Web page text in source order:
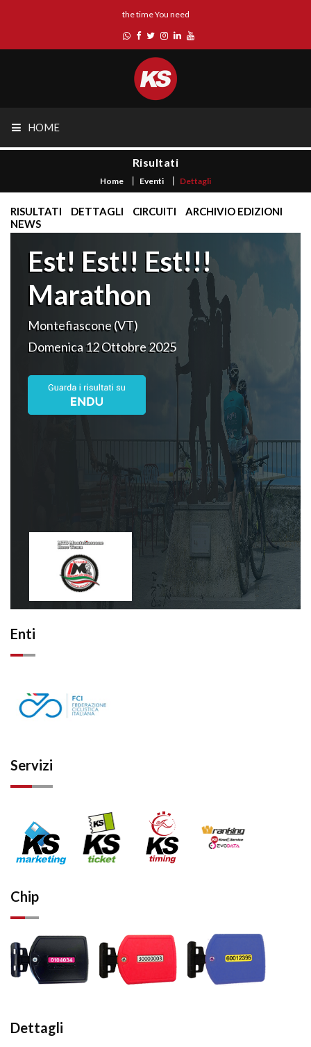
the time You need
HOME
Risultati
Home Eventi Dettagli
RISULTATI DETTAGLI CIRCUITI
ARCHIVIO EDIZIONI
NEWS
Est! Est!! Est!!!
Marathon
Montefiascone (VT)
Domenica 12 Ottobre 2025
Enti
Servizi
Chip
Dettagli